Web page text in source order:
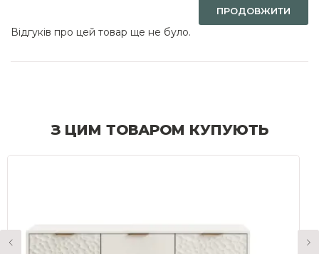
ПРОДОВЖИТИ
Відгуків про цей товар ще не було.
З ЦИМ ТОВАРОМ КУПУЮТЬ